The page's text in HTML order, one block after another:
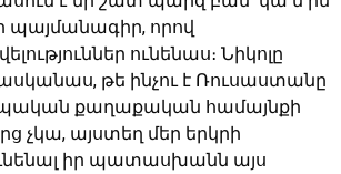
պայմանագիր, որով
ունենաս։ Նիկոլը
թե ինչու է Ռուսաստանը
քաղաքական համայնքի
չկա, այստեղ մեր երկրի
ունենալ իր պատասխանն այս